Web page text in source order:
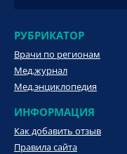
РУБРИКАТОР
Врачи по регионам
Мед.журнал
Мед.энциклопедия
ИНФОРМАЦИЯ
Как добавить отзыв
Правила сайта